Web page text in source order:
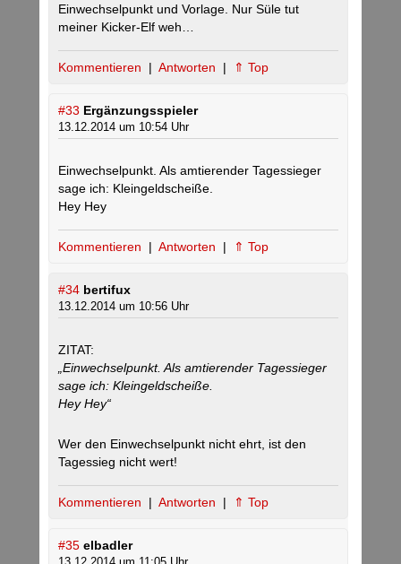
Einwechselpunkt und Vorlage. Nur Süle tut
meiner Kicker-Elf weh…
Kommentieren | Antworten | ⇑ Top
#33 Ergänzungsspieler
13.12.2014 um 10:54 Uhr
Einwechselpunkt. Als amtierender Tagessieger
sage ich: Kleingeldscheiße.
Hey Hey
Kommentieren | Antworten | ⇑ Top
#34 bertifux
13.12.2014 um 10:56 Uhr
ZITAT:
„Einwechselpunkt. Als amtierender Tagessieger
sage ich: Kleingeldscheiße.
Hey Hey“
Wer den Einwechselpunkt nicht ehrt, ist den
Tagessieg nicht wert!
Kommentieren | Antworten | ⇑ Top
#35 elbadler